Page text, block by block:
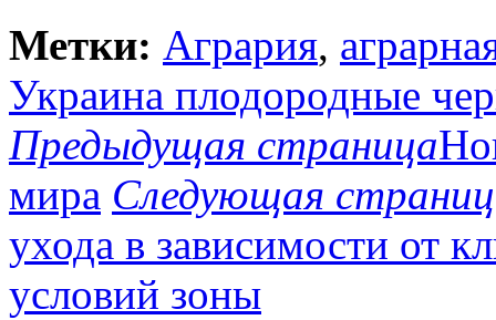
Метки: Агрария,
Украина плодородные
Предыдущая страница
мира Следующая
ухода в зависимости от
условий зоны